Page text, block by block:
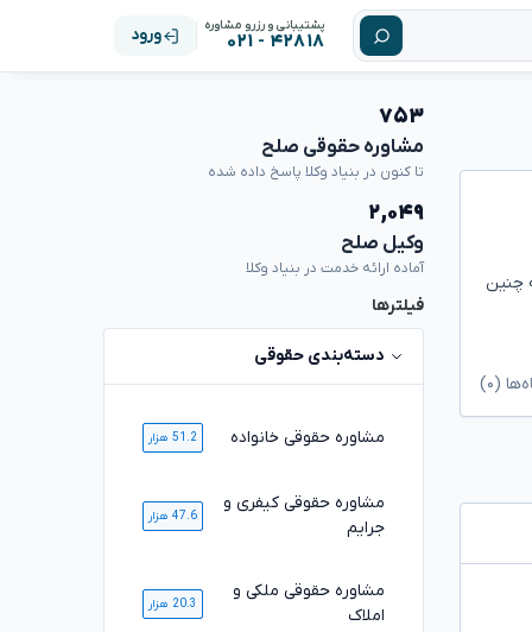
پشتیبانی و رزرو مشاوره
۴۲۸۱۸ - ۰۲۱ ورود
چنین
(۰)
۷۵۳
مشاوره حقوقی صلح
تا کنون در بنیاد وکلا پاسخ داده شده
۲,۰۴۹
وکیل صلح
آماده ارائه خدمت در بنیاد وکلا
فیلترها
دسته‌بندی حقوقی
مشاوره حقوقی خانواده 51.2 هزار
مشاوره حقوقی کیفری و
جرایم
47.6 هزار
مشاوره حقوقی ملکی و
املاک
20.3 هزار